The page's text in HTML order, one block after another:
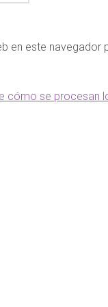
en este navegador
cómo se procesan